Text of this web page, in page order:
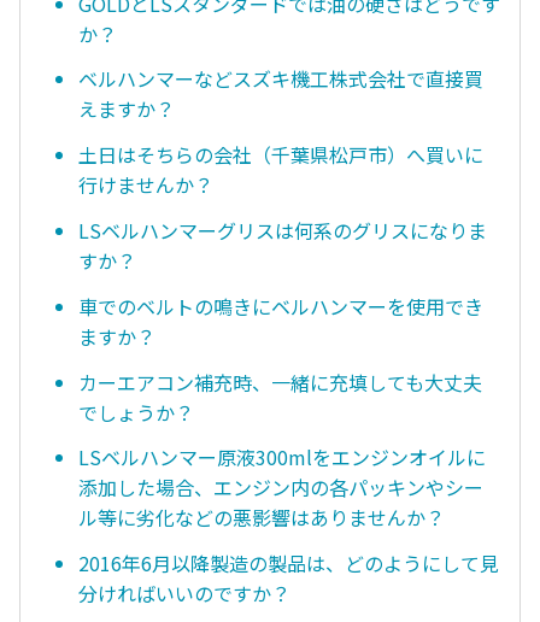
か？
ベルハンマーなどスズキ機工株式会社で直接買
えますか？
土日はそちらの会社（千葉県松戸市）へ買いに
行けませんか？
LSベルハンマーグリスは何系のグリスになりま
すか？
車でのベルトの鳴きにベルハンマーを使用でき
ますか？
カーエアコン補充時、一緒に充填しても大丈夫
でしょうか？
LSベルハンマー原液300mlをエンジンオイルに
添加した場合、エンジン内の各パッキンやシー
ル等に劣化などの悪影響はありませんか？
2016年6月以降製造の製品は、どのようにして見
分ければいいのですか？